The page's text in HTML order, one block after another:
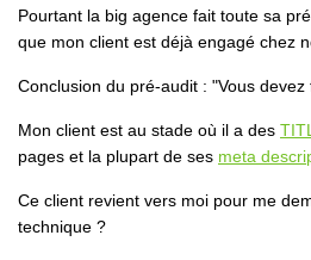
Pourtant la big agence fait toute sa
que mon client est déjà engagé chez
Conclusion du pré-audit : "Vous
Mon client est au stade où il a des
pages et la plupart de ses meta
Ce client revient vers moi pour me
technique ?